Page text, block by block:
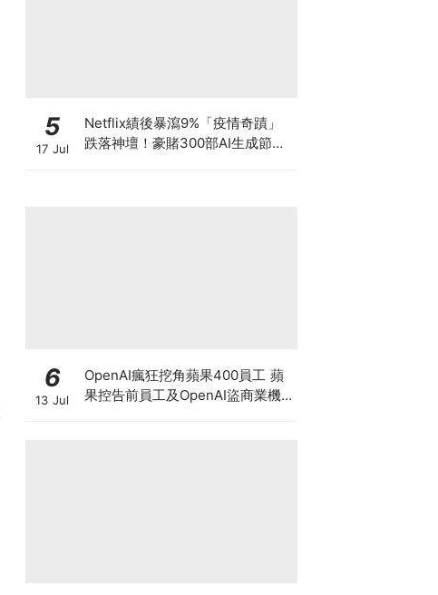
5
17 Jul
Netflix績後暴瀉9%「疫情奇蹟」
跌落神壇！豪賭300部AI生成節目
6
13 Jul
OpenAI瘋狂挖角蘋果400員工 蘋
果控告前員工及OpenAI盜商業機